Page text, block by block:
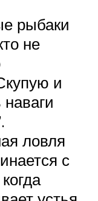
рыбаки
не
и
ловля
с